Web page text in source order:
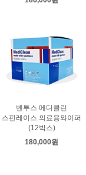
벤투스 메디클린
스펀레이스 의료용와이퍼
(12박스)
180,000원